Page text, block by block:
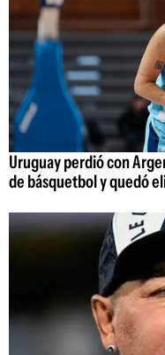
Uruguay perdió con
de básquetbol y quedó